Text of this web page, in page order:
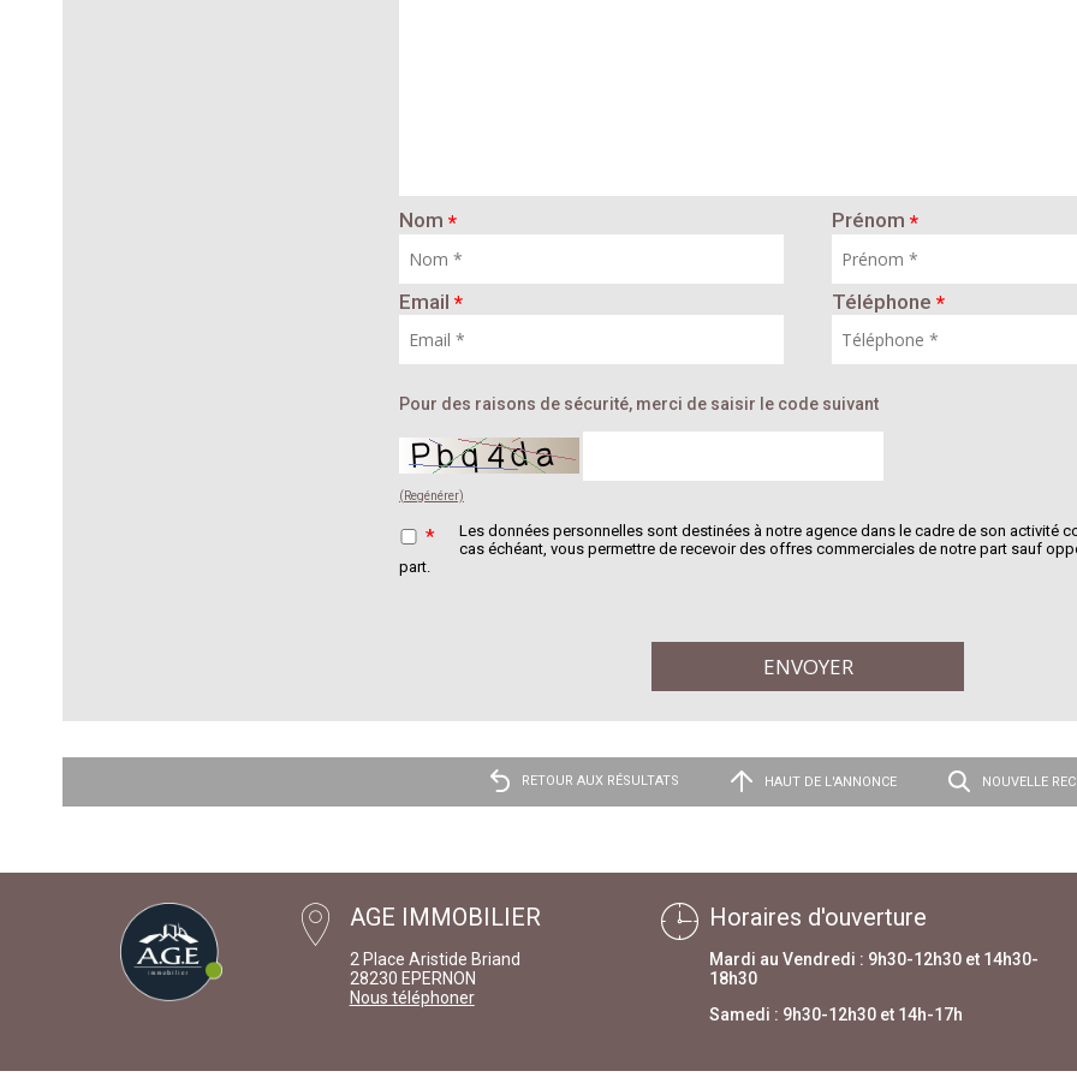
Nom * Prénom *
Email * Téléphone *
Pour des raisons de sécurité, merci de saisir le code suivant
(Regénérer)
*
Les données personnelles sont destinées à notre agence dans le cadre de son activité
cas échéant, vous permettre de recevoir des offres commerciales de notre part sauf
part.
RETOUR AUX RÉSULTATS HAUT DE L'ANNONCE NOUVELLE
AGE IMMOBILIER
2 Place Aristide Briand
28230 EPERNON
Nous téléphoner
Horaires d'ouverture
Mardi au Vendredi : 9h30-12h30 et 14h30-
18h30
Samedi : 9h30-12h30 et 14h-17h